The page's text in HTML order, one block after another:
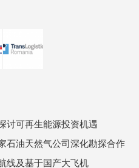
讨可再生能源投资机遇
石油天然气公司深化勘探合作
线及基于国产大飞机